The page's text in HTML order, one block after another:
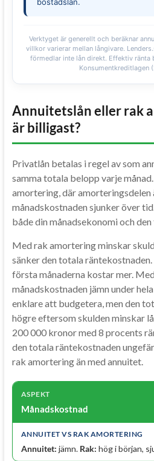
Verktyget är generellt och beräknar
villkor varierar mellan långivare.
förmedlar inte lån direkt. Effektiv ränta
Konsumentkreditlagen
Annuitetslån eller rak
är billigast?
Privatlån betalas i regel av som
samma totala belopp varje
amortering, där amorteringsdelen
månadskostnaden sjunker över
både din månadsekonomi och
Med rak amortering minskar
sänker den totala
första månaderna kostar mer.
månadskostnaden jämn under
enklare att budgetera, men den
högre eftersom skulden minskar
200 000 kronor med 8 procents
den totala räntekostnaden
rak amortering än med annuitet.
Månadskostnad
Annuitet: jämn. Rak: hög i början,